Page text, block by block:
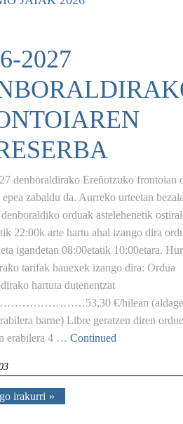
2027
denboraldirako Ereñotzuko frontoian
zabaldu da. Aurreko urteetan
orduak astelehenetik
22:00k arte hartu ahal izango dira
igandetan 08:00etatik 10:00etara.
tarifak hauexek izango dira: Ordua
hartuta dutenentzat
€/hilean
barne) Libre geratzen diren
erabilera 4 … Continued
irakurri